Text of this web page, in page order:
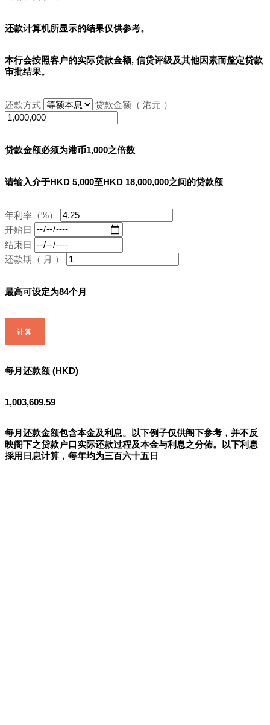
还款计算机所显示的结果仅供参考。
本行会按照客户的实际贷款金额, 信贷评级及其他因素而釐定贷款
审批结果。
还款方式 贷款金额（ 港元 ）
贷款金额必须为港币1,000之倍数
请输入介于HKD 5,000至HKD 18,000,000之间的贷款额
年利率（%）
开始日
结束日
还款期（ 月 ）
最高可设定为84个月
计算
每月还款额 (HKD)
1,003,609.59
每月还款金额包含本金及利息。以下例子仅供阁下参考，并不反
映阁下之贷款户口实际还款过程及本金与利息之分佈。以下利息
採用日息计算，每年均为三百六十五日